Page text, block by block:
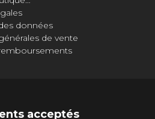
données
de vente
acceptés